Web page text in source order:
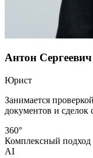
Антон
Юрист
Занимается
документов и сделок
360°
Комплексный подход
AI